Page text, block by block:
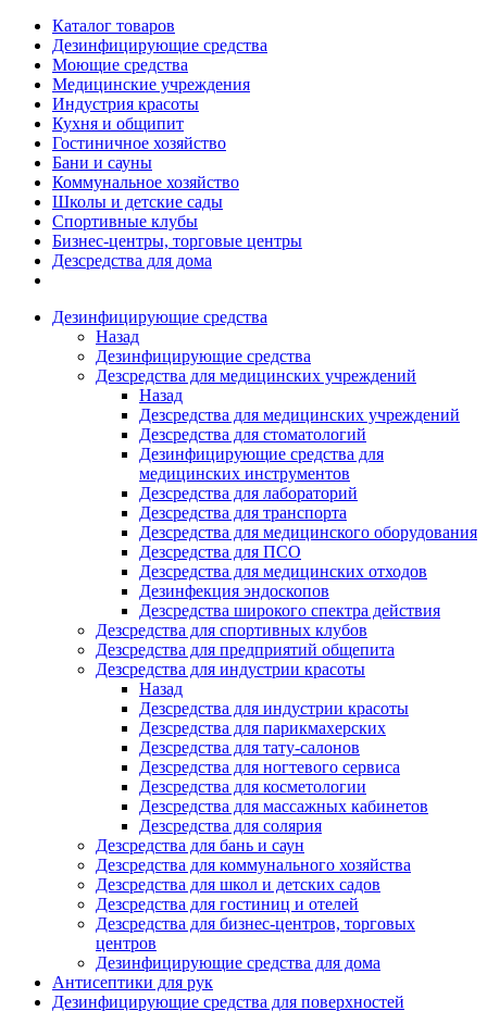
Каталог товаров
Дезинфицирующие средства
Моющие средства
Медицинские учреждения
Индустрия красоты
Кухня и общипит
Гостиничное хозяйство
Бани и сауны
Коммунальное хозяйство
Школы и детские сады
Спортивные клубы
Бизнес-центры, торговые центры
Дезсредства для дома
Дезинфицирующие средства
Назад
Дезинфицирующие средства
Дезсредства для медицинских учреждений
Назад
Дезсредства для медицинских учреждений
Дезсредства для стоматологий
Дезинфицирующие средства для
медицинских инструментов
Дезсредства для лабораторий
Дезсредства для транспорта
Дезсредства для медицинского оборудования
Дезсредства для ПСО
Дезсредства для медицинских отходов
Дезинфекция эндоскопов
Дезсредства широкого спектра действия
Дезсредства для спортивных клубов
Дезсредства для предприятий общепита
Дезсредства для индустрии красоты
Назад
Дезсредства для индустрии красоты
Дезсредства для парикмахерских
Дезсредства для тату-салонов
Дезсредства для ногтевого сервиса
Дезсредства для косметологии
Дезсредства для массажных кабинетов
Дезсредства для солярия
Дезсредства для бань и саун
Дезсредства для коммунального хозяйства
Дезсредства для школ и детских садов
Дезсредства для гостиниц и отелей
Дезсредства для бизнес-центров, торговых
центров
Дезинфицирующие средства для дома
Антисептики для рук
Дезинфицирующие средства для поверхностей